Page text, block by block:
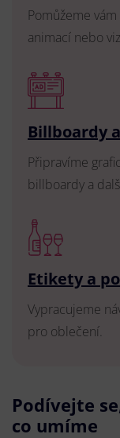
Pomůžeme
animací nebo
Billboardy
Připravíme
billboardy a
Etikety a
Vypracujeme
pro oblečení.
Podívejte
co umíme